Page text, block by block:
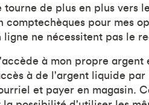
tourne de plus en plus vers
pour mes
ne nécessitent pas le
à mon propre
à de l'argent liquide
et payer en magasin.